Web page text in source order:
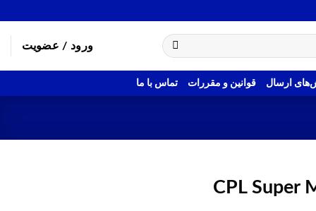
ورود / عضویت
ارسال قوانین و مقررات تماس با ما
CPL Super